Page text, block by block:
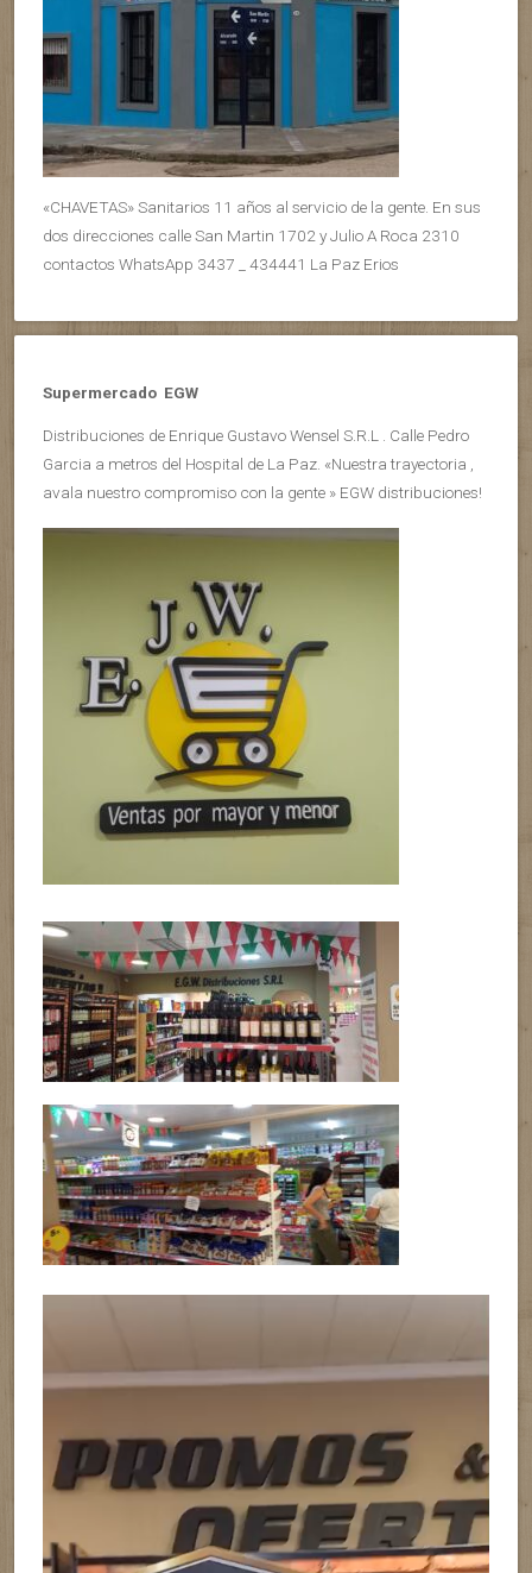
«CHAVETAS» Sanitarios 11 años al servicio de la gente. En sus
dos direcciones calle San Martin 1702 y Julio A Roca 2310
contactos WhatsApp 3437 _ 434441 La Paz Erios
Supermercado EGW
Distribuciones de Enrique Gustavo Wensel S.R.L . Calle Pedro
Garcia a metros del Hospital de La Paz. «Nuestra trayectoria ,
avala nuestro compromiso con la gente » EGW distribuciones!